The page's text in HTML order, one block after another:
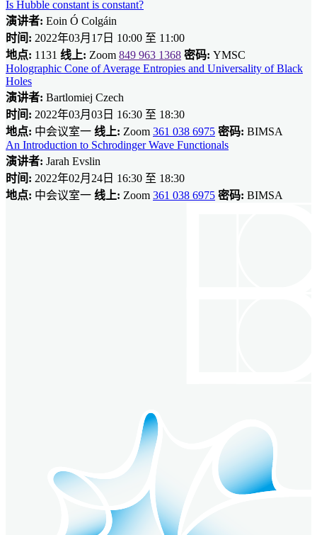
Is Hubble constant is constant?
演讲者: Eoin Ó Colgáin
时间: 2022年03月17日 10:00 至 11:00
地点: 1131 线上: Zoom 849 963 1368 密码: YMSC
Holographic Cone of Average Entropies and Universality of Black
Holes
演讲者: Bartlomiej Czech
时间: 2022年03月03日 16:30 至 18:30
地点: 中会议室一 线上: Zoom 361 038 6975 密码: BIMSA
An Introduction to Schrodinger Wave Functionals
演讲者: Jarah Evslin
时间: 2022年02月24日 16:30 至 18:30
地点: 中会议室一 线上: Zoom 361 038 6975 密码: BIMSA